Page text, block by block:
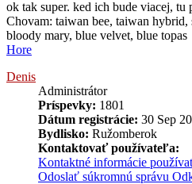
ok tak super. ked ich bude viacej, tu
Chovam: taiwan bee, taiwan
bloody mary, blue velvet, blue topas
Hore
Denis
Administrátor
Príspevky: 1801
Dátum registrácie: 30 Sep
Bydlisko: Ružomberok
Kontaktovať používateľa:
Kontaktné informácie
Odoslať súkromnú správu